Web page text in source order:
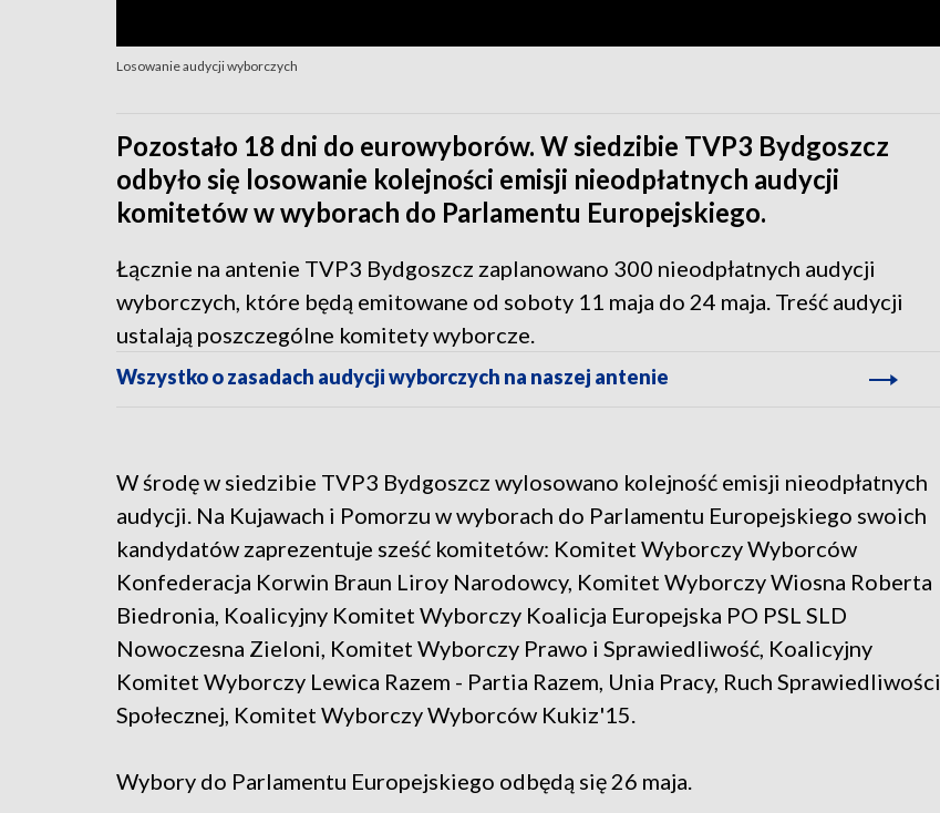
Losowanie audycji wyborczych
Pozostało 18 dni do eurowyborów. W siedzibie TVP3 Bydgoszcz
odbyło się losowanie kolejności emisji nieodpłatnych audycji
komitetów w wyborach do Parlamentu Europejskiego.
Łącznie na antenie TVP3 Bydgoszcz zaplanowano 300 nieodpłatnych audycji
wyborczych, które będą emitowane od soboty 11 maja do 24 maja. Treść audycji
ustalają poszczególne komitety wyborcze.
Wszystko o zasadach audycji wyborczych na naszej antenie
W środę w siedzibie TVP3 Bydgoszcz wylosowano kolejność emisji nieodpłatnych
audycji. Na Kujawach i Pomorzu w wyborach do Parlamentu Europejskiego swoich
kandydatów zaprezentuje sześć komitetów: Komitet Wyborczy Wyborców
Konfederacja Korwin Braun Liroy Narodowcy, Komitet Wyborczy Wiosna Roberta
Biedronia, Koalicyjny Komitet Wyborczy Koalicja Europejska PO PSL SLD
Nowoczesna Zieloni, Komitet Wyborczy Prawo i Sprawiedliwość, Koalicyjny
Komitet Wyborczy Lewica Razem - Partia Razem, Unia Pracy, Ruch Sprawiedliwości
Społecznej, Komitet Wyborczy Wyborców Kukiz'15.
Wybory do Parlamentu Europejskiego odbędą się 26 maja.